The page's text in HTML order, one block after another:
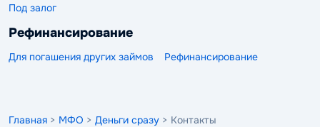
Под залог
Рефинансирование
Для погашения других займов Рефинансирование
Главная > МФО > Деньги сразу > Контакты